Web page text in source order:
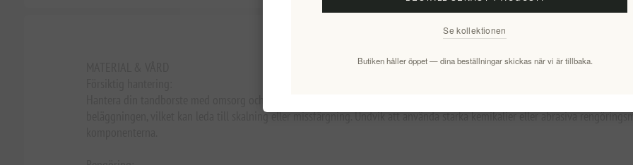
beläggningen, vilket kan leda till skalning eller missfärgning. Undvik att använda starka kemikalier eller abrasiva
Se kollektionen
Butiken håller öppet — dina beställningar skickas när vi är tillbaka.